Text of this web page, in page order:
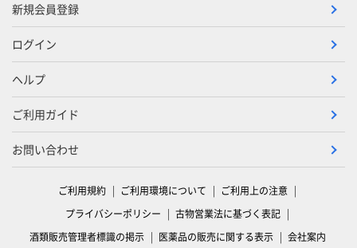
新規会員登録
ログイン
ヘルプ
ご利用ガイド
お問い合わせ
ご利用規約 ご利用環境について
ご利用上の注意
プライバシーポリシー
古物営業法に基づく表記
酒類販売管理者標識の掲示
医薬品の販売に関する表示 会社案内